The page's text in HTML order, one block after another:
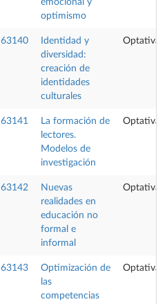
emocional y
optimismo
63140
Identidad y
diversidad:
creación de
identidades
culturales
Optativa
63141
La formación de
lectores.
Modelos de
investigación
Optativa
63142
Nuevas
realidades en
educación no
formal e
informal
Optativa
63143
Optimización de
las
competencias
Optativa